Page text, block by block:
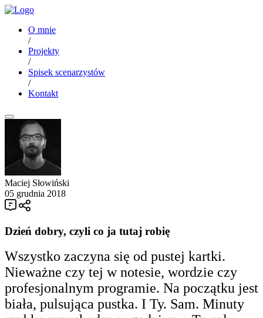
O mnie
/
Projekty
/
Spisek scenarzystów
/
Kontakt
Maciej Słowiński
05 grudnia 2018
Dzień dobry, czyli co ja tutaj robię
Wszystko zaczyna się od pustej kartki.
Nieważne czy tej w notesie, wordzie czy
profesjonalnym programie. Na początku jest
biała, pulsująca pustka. I Ty. Sam. Minuty